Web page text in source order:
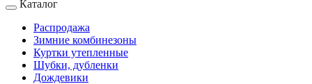
Каталог
Распродажа
Зимние комбинезоны
Куртки утепленные
Шубки, дубленки
Дождевики